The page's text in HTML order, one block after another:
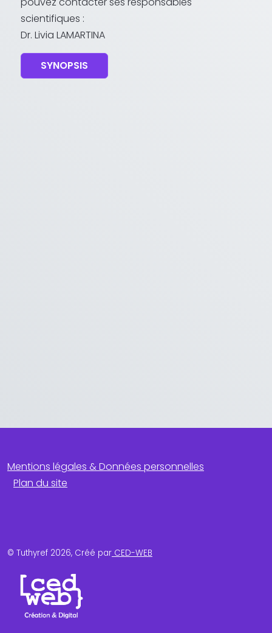
scientifiques :
Dr. Livia LAMARTINA
SYNOPSIS
Mentions légales & Données personnelles
Plan du site
© Tuthyref 2026, Créé par CED-WEB